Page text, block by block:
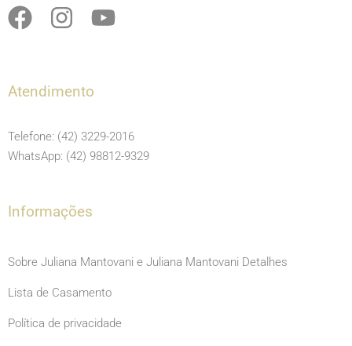
F
e
o
o
I
t
g
r
m
Y
b
e
Atendimento
Telefone: (42) 3229-2016
WhatsApp: (42) 98812-9329
Informações
Sobre Juliana Mantovani e Juliana Mantovani Detalhes
Lista de Casamento
Política de privacidade